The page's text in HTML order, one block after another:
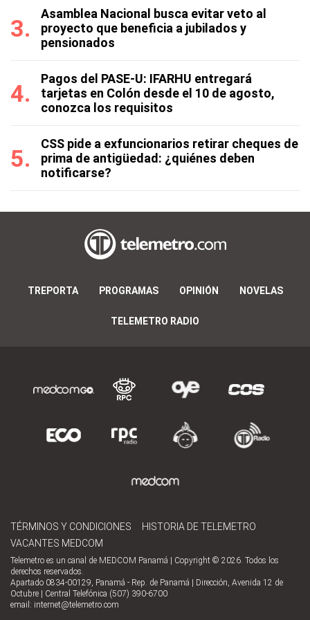
Asamblea Nacional busca evitar veto al
proyecto que beneficia a jubilados y
pensionados
Pagos del PASE-U: IFARHU entregará
tarjetas en Colón desde el 10 de agosto,
conozca los requisitos
CSS pide a exfuncionarios retirar cheques de
prima de antigüedad: ¿quiénes deben
notificarse?
TREPORTA PROGRAMAS OPINIÓN NOVELAS
TELEMETRO RADIO
TÉRMINOS Y CONDICIONES
HISTORIA DE TELEMETRO
VACANTES MEDCOM
Telemetro es un canal de MEDCOM Panamá | Copyright © 2026. Todos los
derechos reservados.
Apartado 0834-00129, Panamá - Rep. de Panamá | Dirección, Avenida 12 de
Octubre | Central Telefónica (507) 390-6700
email: internet@telemetro.com